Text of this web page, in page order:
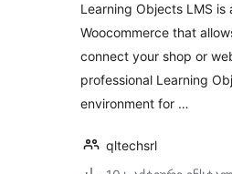
Learning Objects LMS is
Woocommerce that
connect your shop or
professional Learning
environment for …
qltechsrl